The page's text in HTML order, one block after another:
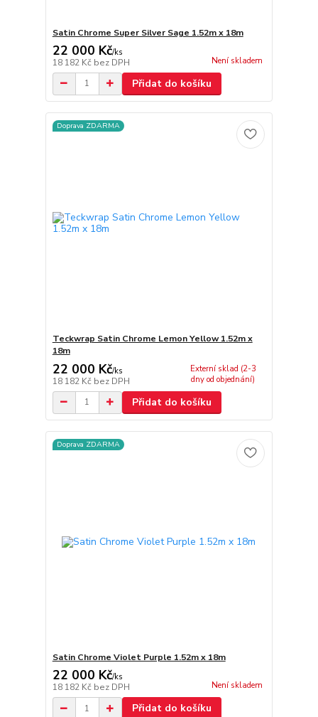
Satin Chrome Super Silver Sage 1.52m x 18m
22 000 Kč/ks
18 182 Kč bez DPH Není skladem
Přidat do košíku
Doprava ZDARMA
Teckwrap Satin Chrome Lemon Yellow 1.52m x
18m
22 000 Kč/ks
18 182 Kč bez DPH
Externí sklad (2-3
dny od objednání)
Přidat do košíku
Doprava ZDARMA
Satin Chrome Violet Purple 1.52m x 18m
22 000 Kč/ks
18 182 Kč bez DPH Není skladem
Přidat do košíku